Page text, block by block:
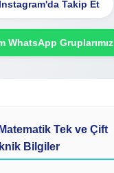
Instagram'da Takip Et
WhatsApp Gruplarımız
Matematik Tek ve Çift
Bilgiler